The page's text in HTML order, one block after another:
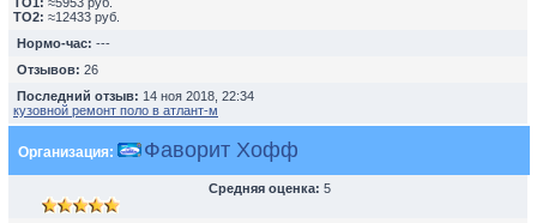
TO2: ≈12433 руб.
Нормо-час: ---
Отзывов: 26
Последний отзыв: 14 ноя 2018, 22:34
кузовной ремонт поло в атлант-м
Организация: Фаворит Хофф
Средняя оценка: 5